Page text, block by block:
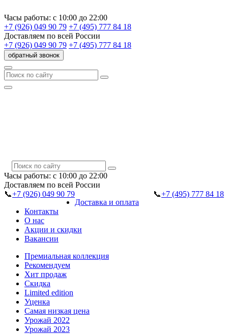
Часы работы: с 10:00 до 22:00
+7 (926) 049 90 79 +7 (495) 777 84 18
Доставляем по всей России
+7 (926) 049 90 79 +7 (495) 777 84 18
обратный звонок
Часы работы: с 10:00 до 22:00
Доставляем по всей России
📞+7 (926) 049 90 79 📞+7 (495) 777 84 18
Доставка и оплата
Контакты
О нас
Акции и скидки
Вакансии
Премиальная коллекция
Рекомендуем
Хит продаж
Скидка
Limited edition
Уценка
Самая низкая цена
Урожай 2022
Урожай 2023